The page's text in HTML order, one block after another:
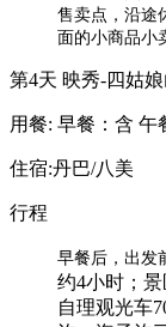
售卖点，沿途
面的小商品小
第4天 映秀-四姑
用餐: 早餐：含 午
住宿:丹巴/八美
行程
早餐后，出发
约4小时；
自理观光车